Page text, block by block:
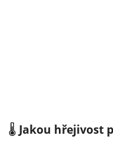
🌡️ Jakou hřejivost